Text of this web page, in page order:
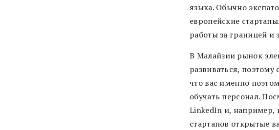
языка. Обычно
европейские
работы за границей и
В Малайзии рынок
развиваться, поэтому
что вас именно
обучать персонал.
LinkedIn и, например,
стартапов открытые